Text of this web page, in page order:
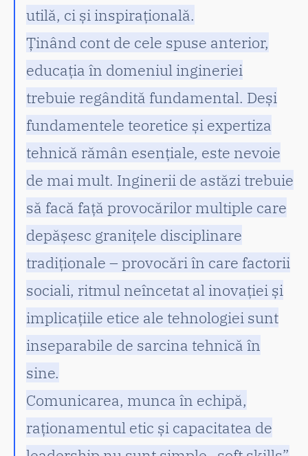
utilă, ci și inspirațională.
Ținând cont de cele spuse anterior,
educația în domeniul ingineriei
trebuie regândită fundamental. Deși
fundamentele teoretice și expertiza
tehnică rămân esențiale, este nevoie
de mai mult. Inginerii de astăzi trebuie
să facă față provocărilor multiple care
depășesc granițele disciplinare
tradiționale – provocări în care factorii
sociali, ritmul neîncetat al inovației și
implicațiile etice ale tehnologiei sunt
inseparabile de sarcina tehnică în
sine.
Comunicarea, munca în echipă,
raționamentul etic și capacitatea de